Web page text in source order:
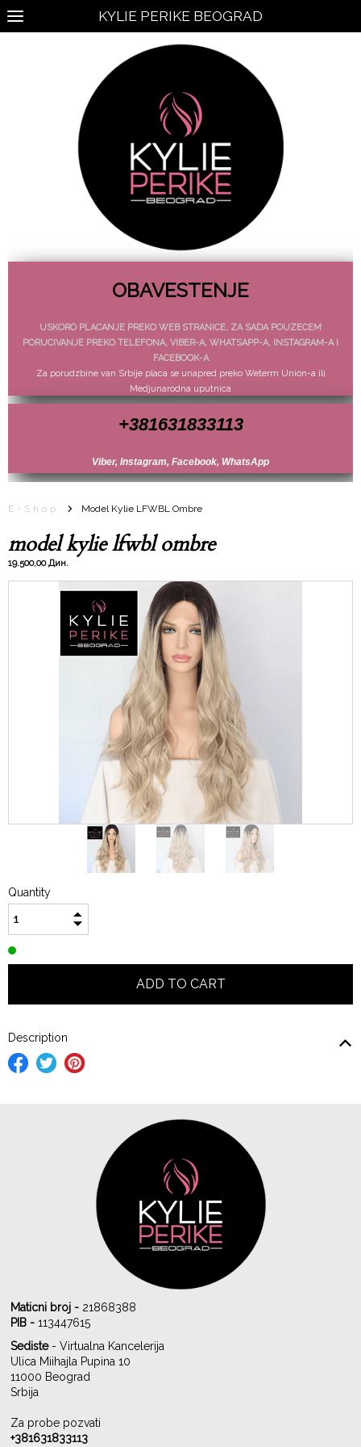
KYLIE PERIKE BEOGRAD
OBAVESTENJE
USKORO PLACANJE PREKO WEB STRANICE, ZA SADA POUZECEM
PORUCIVANJE PREKO TELEFONA, VIBER-A, WHATSAPP-A, INSTAGRAM-A I
FACEBOOK-A
Za porudzbine van Srbije placa se unapred preko Weterm Union-a ili
Medjunarodna uputnica
+381631833113
Viber, Instagram, Facebook, WhatsApp
E-Shop Model Kylie LFWBL Ombre
model kylie lfwbl ombre
19.500,00 Дин.
Quantity
Description
Maticni broj - 21868388
PIB - 113447615
Sediste- Virtualna Kancelerija
Ulica Miihajla Pupina 10
11000 Beograd
Srbija
Za probe pozvati
+381631833113